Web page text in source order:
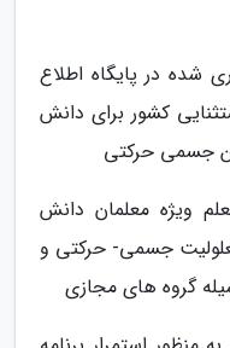
شده در پایگاه اطلاع
کشور برای دانش
جسمی حرکتی
ویژه معلمان دانش
جسمی- حرکتی و
گروه های مجازی